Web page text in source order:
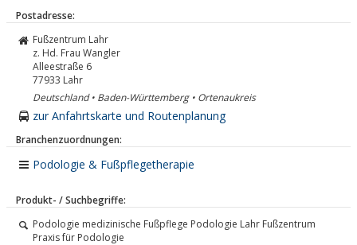
Postadresse:
Fußzentrum Lahr
z. Hd. Frau Wangler
Alleestraße 6
77933 Lahr
Deutschland • Baden-Württemberg • Ortenaukreis
zur Anfahrtskarte und Routenplanung
Branchenzuordnungen:
Podologie & Fußpflegetherapie
Produkt- / Suchbegriffe:
Podologie medizinische Fußpflege Podologie Lahr Fußzentrum
Praxis für Podologie